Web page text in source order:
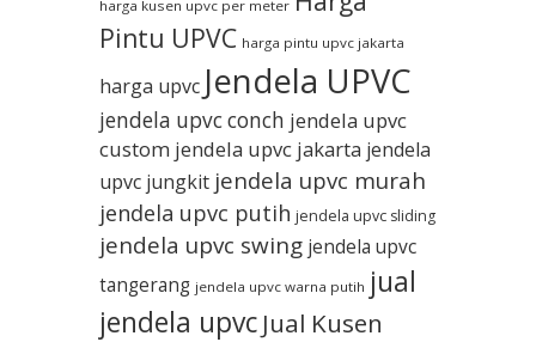
harga kusen upvc per meter
Pintu UPVC harga pintu upvc jakarta
harga upvc Jendela UPVC
jendela upvc conch jendela upvc
custom jendela upvc jakarta jendela
upvc jungkit jendela upvc murah
jendela upvc putih jendela upvc sliding
jendela upvc swing jendela upvc
tangerang jendela upvc warna putih jual
jendela upvc Jual Kusen